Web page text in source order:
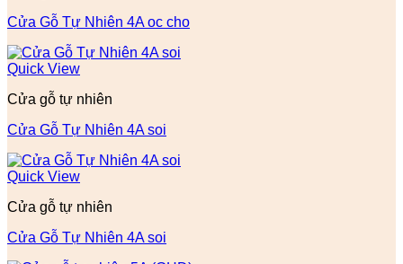
Cửa Gỗ Tự Nhiên 4A oc cho
Quick View
Cửa gỗ tự nhiên
Cửa Gỗ Tự Nhiên 4A soi
Quick View
Cửa gỗ tự nhiên
Cửa Gỗ Tự Nhiên 4A soi